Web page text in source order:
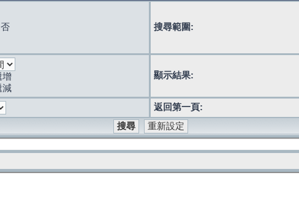
否 搜尋範圍:
增
減
顯示結果:
返回第一頁: